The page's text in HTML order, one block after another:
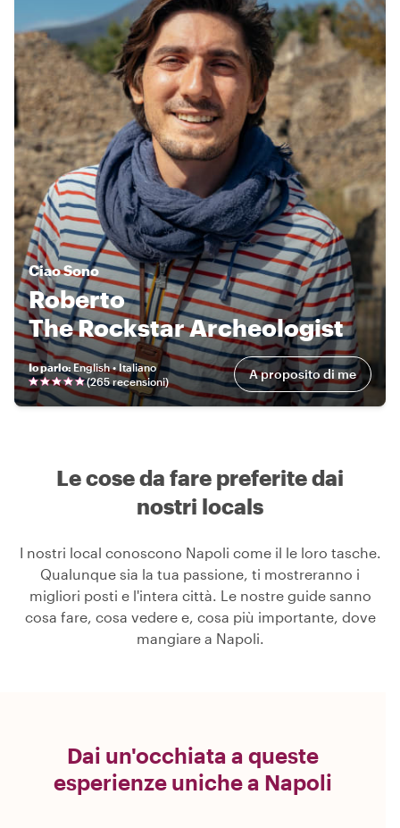
CiaoSono
Roberto
The Rockstar Archeologist
Io parlo:English • Italiano
(265 recensioni) A proposito di me
Le cose da fare preferite dai
nostri locals
I nostri local conoscono Napoli come il le loro tasche.
Qualunque sia la tua passione, ti mostreranno i
migliori posti e l'intera città. Le nostre guide sanno
cosa fare, cosa vedere e, cosa più importante, dove
mangiare a Napoli.
Dai un'occhiata a queste
esperienze uniche a Napoli